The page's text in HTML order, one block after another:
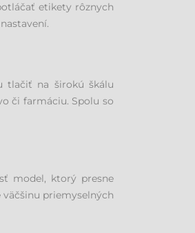
etikety rôznych
tlačiť na širokú škálu
či farmáciu. Spolu so
model, ktorý presne
priemyselných